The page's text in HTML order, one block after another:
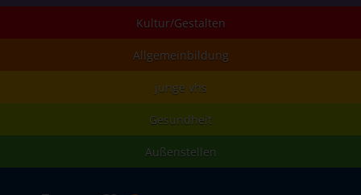
Kultur/Gestalten
Allgemeinbildung
junge vhs
Gesundheit
Außenstellen